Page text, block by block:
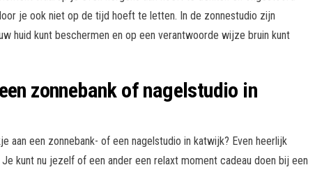
je ook niet op de tijd hoeft te letten. In de zonnestudio zijn
huid kunt beschermen en op een verantwoorde wijze bruin kunt
zonnebank of nagelstudio in
aan een zonnebank- of een nagelstudio in katwijk? Even heerlijk
kunt nu jezelf of een ander een relaxt moment cadeau doen bij een